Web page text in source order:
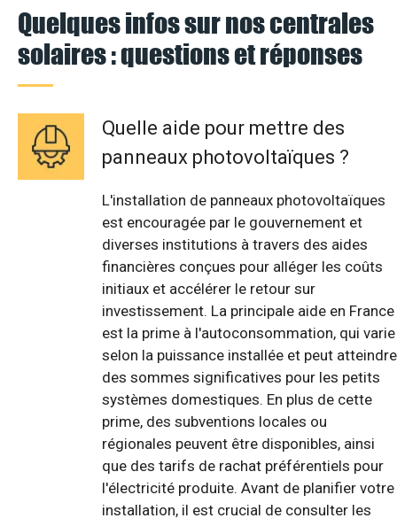
Quelques infos sur nos centrales
solaires : questions et réponses
Quelle aide pour mettre des
panneaux photovoltaïques ?
L'installation de panneaux photovoltaïques
est encouragée par le gouvernement et
diverses institutions à travers des aides
financières conçues pour alléger les coûts
initiaux et accélérer le retour sur
investissement. La principale aide en France
est la prime à l'autoconsommation, qui varie
selon la puissance installée et peut atteindre
des sommes significatives pour les petits
systèmes domestiques. En plus de cette
prime, des subventions locales ou
régionales peuvent être disponibles, ainsi
que des tarifs de rachat préférentiels pour
l'électricité produite. Avant de planifier votre
installation, il est crucial de consulter les